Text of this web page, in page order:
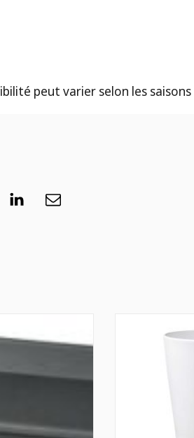
peut varier selon les